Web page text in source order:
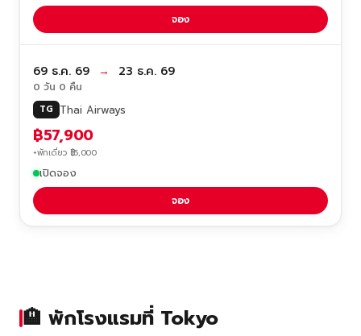
จอง
69 ธ.ค. 69 → 23 ธ.ค. 69
0 วัน 0 คืน
TG Thai Airways
฿57,900
+พักเดี่ยว ฿5,000
เปิดจอง
จอง
🏨 พักโรงแรมที่ Tokyo